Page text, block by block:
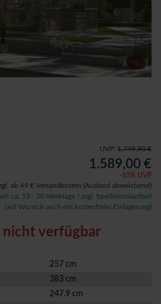
UVP: 1.749,90 €
1.589,00 €
-10% UVP
ab 49 € Versandkosten (Ausland abweichend)
ca. 15 - 20 Werktage / zzgl. Speditionslaufzeit
(auf Wunsch auch mit kostenfreier Einlagerung)
verfügbar
257 cm
383 cm
247.9 cm